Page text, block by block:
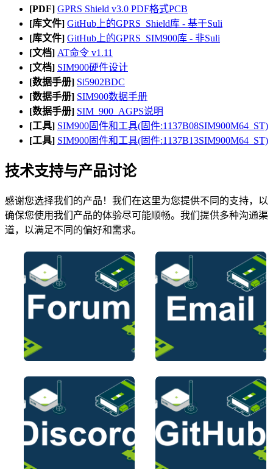
[PDF] GPRS Shield v3.0 PDF格式PCB
[库文件] GitHub上的GPRS_Shield库 - 基于Suli
[库文件] GitHub上的GPRS_SIM900库 - 非Suli
[文档] AT命令 v1.11
[文档] SIM900硬件设计
[数据手册] Si5902BDC
[数据手册] SIM900数据手册
[数据手册] SIM_900_AGPS说明
[工具] SIM900固件和工具(固件:1137B08SIM900M64_ST)
[工具] SIM900固件和工具(固件:1137B13SIM900M64_ST)
技术支持与产品讨论
感谢您选择我们的产品！我们在这里为您提供不同的支持，以
确保您使用我们产品的体验尽可能顺畅。我们提供多种沟通渠
道，以满足不同的偏好和需求。